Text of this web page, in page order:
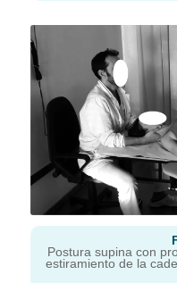
Postura supina con
estiramiento de la